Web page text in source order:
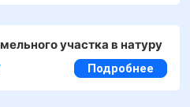
участка в натуру
Подробнее